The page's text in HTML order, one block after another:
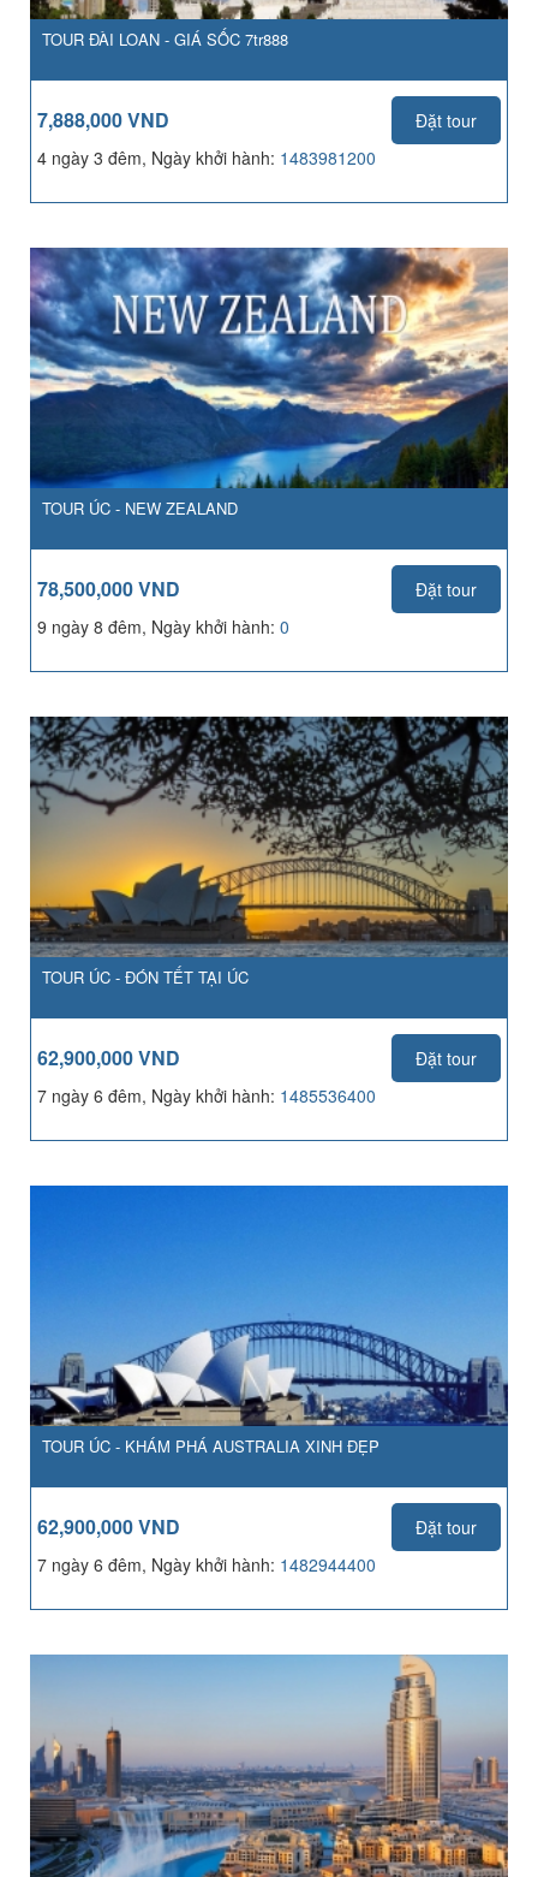
TOUR ĐÀI LOAN - GIÁ SỐC 7tr888
7,888,000 VND
Đặt tour
4 ngày 3 đêm, Ngày khởi hành: 1483981200
TOUR ÚC - NEW ZEALAND
78,500,000 VND
Đặt tour
9 ngày 8 đêm, Ngày khởi hành: 0
TOUR ÚC - ĐÓN TẾT TẠI ÚC
62,900,000 VND
Đặt tour
7 ngày 6 đêm, Ngày khởi hành: 1485536400
TOUR ÚC - KHÁM PHÁ AUSTRALIA XINH ĐẸP
62,900,000 VND
Đặt tour
7 ngày 6 đêm, Ngày khởi hành: 1482944400